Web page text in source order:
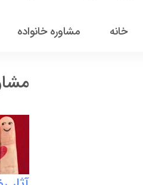
خانه مشاوره خانواده